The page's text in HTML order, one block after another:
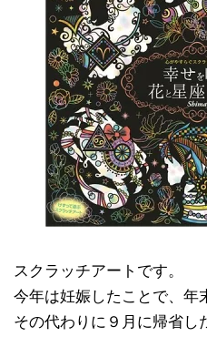
スクラッチアートです。
今年は妊娠したことで、年
その代わりに９月に帰省し